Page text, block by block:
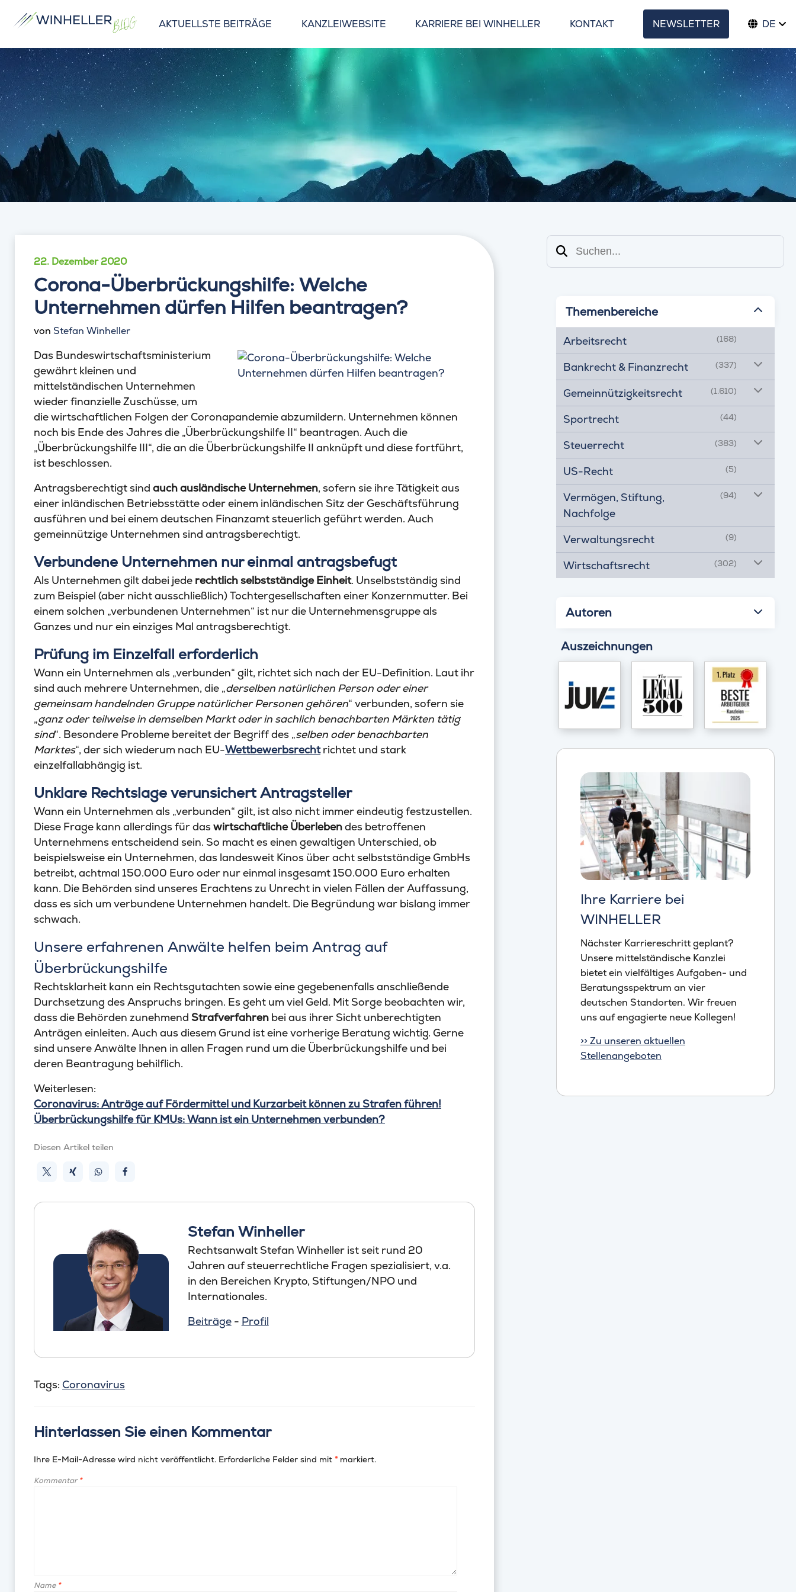
AKTUELLSTE BEITRÄGE KANZLEIWEBSITE KARRIERE BEI WINHELLER KONTAKT NEWSLETTER DE
22. Dezember 2020
Corona-Überbrückungshilfe: Welche
Unternehmen dürfen Hilfen beantragen?
von Stefan Winheller
Das Bundeswirtschaftsministerium
gewährt kleinen und
mittelständischen Unternehmen
wieder finanzielle Zuschüsse, um
die wirtschaftlichen Folgen der Coronapandemie abzumildern. Unternehmen können
noch bis Ende des Jahres die „Überbrückungshilfe II“ beantragen. Auch die
„Überbrückungshilfe III“, die an die Überbrückungshilfe II anknüpft und diese fortführt,
ist beschlossen.
Antragsberechtigt sind auch ausländische Unternehmen, sofern sie ihre Tätigkeit aus
einer inländischen Betriebsstätte oder einem inländischen Sitz der Geschäftsführung
ausführen und bei einem deutschen Finanzamt steuerlich geführt werden. Auch
gemeinnützige Unternehmen sind antragsberechtigt.
Verbundene Unternehmen nur einmal antragsbefugt
Als Unternehmen gilt dabei jede rechtlich selbstständige Einheit. Unselbstständig sind
zum Beispiel (aber nicht ausschließlich) Tochtergesellschaften einer Konzernmutter. Bei
einem solchen „verbundenen Unternehmen“ ist nur die Unternehmensgruppe als
Ganzes und nur ein einziges Mal antragsberechtigt.
Prüfung im Einzelfall erforderlich
Wann ein Unternehmen als „verbunden“ gilt, richtet sich nach der EU-Definition. Laut ihr
sind auch mehrere Unternehmen, die „derselben natürlichen Person oder einer
gemeinsam handelnden Gruppe natürlicher Personen gehören“ verbunden, sofern sie
„ganz oder teilweise in demselben Markt oder in sachlich benachbarten Märkten tätig
sind“. Besondere Probleme bereitet der Begriff des „selben oder benachbarten
Marktes“, der sich wiederum nach EU-Wettbewerbsrechtrichtet und stark
einzelfallabhängig ist.
Unklare Rechtslage verunsichert Antragsteller
Wann ein Unternehmen als „verbunden“ gilt, ist also nicht immer eindeutig festzustellen.
Diese Frage kann allerdings für daswirtschaftliche Überlebendes betroffenen
Unternehmens entscheidend sein. So macht es einen gewaltigen Unterschied, ob
beispielsweise ein Unternehmen, das landesweit Kinos über acht selbstständige GmbHs
betreibt, achtmal 150.000 Euro oder nur einmal insgesamt 150.000 Euro erhalten
kann. Die Behörden sind unseres Erachtens zu Unrecht in vielen Fällen der Auffassung,
dass es sich um verbundene Unternehmen handelt. Die Begründung war bislang immer
schwach.
Unsere erfahrenen Anwälte helfen beim Antrag auf
Überbrückungshilfe
Rechtsklarheit kann ein Rechtsgutachten sowie eine gegebenenfalls anschließende
Durchsetzung des Anspruchs bringen. Es geht um viel Geld. Mit Sorge beobachten wir,
dass die Behörden zunehmend Strafverfahren bei aus ihrer Sicht unberechtigten
Anträgen einleiten. Auch aus diesem Grund ist eine vorherige Beratung wichtig. Gerne
sind unsere Anwälte Ihnen in allen Fragen rund um die Überbrückungshilfe und bei
deren Beantragung behilflich.
Weiterlesen:
Coronavirus: Anträge auf Fördermittel und Kurzarbeit können zu Strafen führen!
Überbrückungshilfe für KMUs: Wann ist ein Unternehmen verbunden?
Diesen Artikel teilen
Stefan Winheller
Rechtsanwalt Stefan Winheller ist seit rund 20
Jahren auf steuerrechtliche Fragen spezialisiert, v.a.
in den Bereichen Krypto, Stiftungen/NPO und
Internationales.
Beiträge- Profil
Tags: Coronavirus
Hinterlassen Sie einen Kommentar
Ihre E-Mail-Adresse wird nicht veröffentlicht. Erforderliche Felder sind mit *markiert.
Kommentar*
Name *
Suchen
Themenbereiche
Arbeitsrecht (168)
Bankrecht & Finanzrecht (337)
Gemeinnützigkeitsrecht (1.610)
Sportrecht (44)
Steuerrecht (383)
US-Recht (5)
Vermögen, Stiftung,
Nachfolge
(94)
Verwaltungsrecht (9)
Wirtschaftsrecht (302)
Autoren
Auszeichnungen
Ihre Karriere bei
WINHELLER
Nächster Karriereschritt geplant?
Unsere mittelständische Kanzlei
bietet ein vielfältiges Aufgaben- und
Beratungsspektrum an vier
deutschen Standorten. Wir freuen
uns auf engagierte neue Kollegen!
>> Zu unseren aktuellen
Stellenangeboten